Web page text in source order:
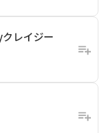
レイジー